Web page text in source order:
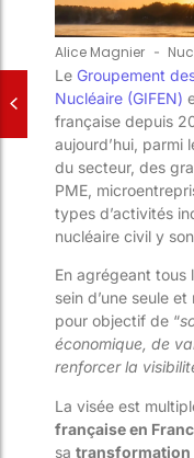
Alice Magnier -
Le Groupement
Nucléaire (GIFEN)
française depuis
aujourd’hui, parmi
du secteur, des
PME,
types d’activités
nucléaire civil y
En agrégeant tous
sein d’une seule
pour objectif de “
économique, de
renforcer la
La visée est
française en
sa transformation